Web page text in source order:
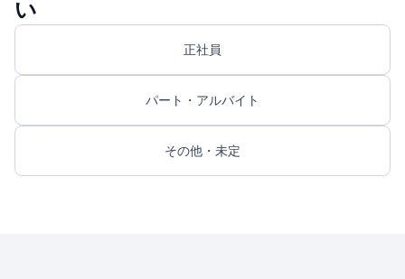
い
正社員
パート・アルバイト
その他・未定